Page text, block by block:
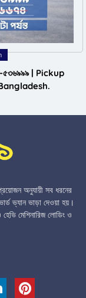
৫৩৬৯৯৯ | Pickup
অনুযায়ী সব ধরনের
ভ্যান ভাড়া দেওয়া হয়।
হেভি মেশিনারিজ লোডিং ও